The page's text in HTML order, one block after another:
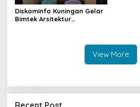
Diskominfo Kuningan Gelar
Bimtek Arsitektur
View More
Recent Post